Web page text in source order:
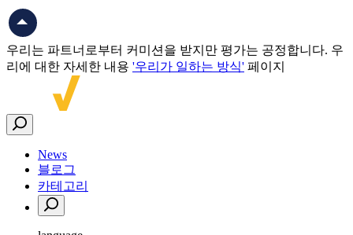
우리는 파트너로부터 커미션을 받지만 평가는 공정합니다. 우
리에 대한 자세한 내용 '우리가 일하는 방식' 페이지
News
블로그
카테고리